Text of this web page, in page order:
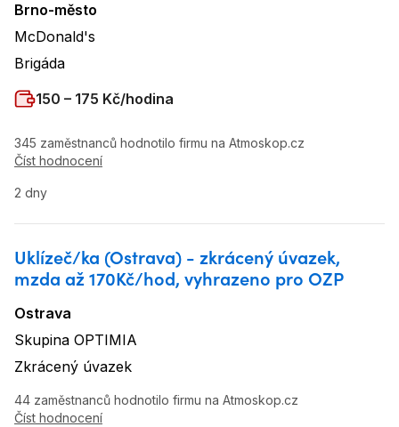
Lokalita:
Brno-město
Název firmy
McDonald's
Typ úvazku
Brigáda
Plat :
150 – 175 Kč/hodina
345 zaměstnanců hodnotilo firmu na Atmoskop.cz
Číst hodnocení
2 dny
Uklízeč/ka (Ostrava) - zkrácený úvazek,
mzda až 170Kč/hod, vyhrazeno pro OZP
Lokalita:
Ostrava
Název firmy:
Skupina OPTIMIA
Typ úvazku :
Zkrácený úvazek
44 zaměstnanců hodnotilo firmu na Atmoskop.cz
Číst hodnocení